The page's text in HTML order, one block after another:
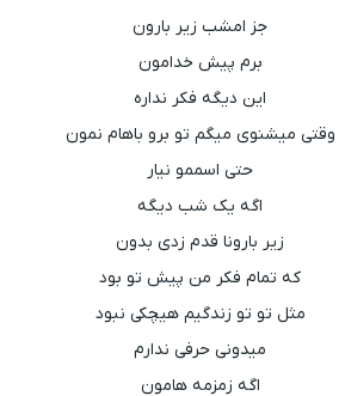
جز امشب زیر بارون
برم پیش خدامون
این دیگه فکر نداره
وقتی میشنوی میگم تو برو باهام نمون
حتی اسممو نیار
اگه یک شب دیگه
زیر بارونا قدم زدی بدون
که تمام فکر من پیش تو بود
مثل تو تو زندگیم هیچکی نبود
میدونی حرفی ندارم
اگه زمزمه هامون